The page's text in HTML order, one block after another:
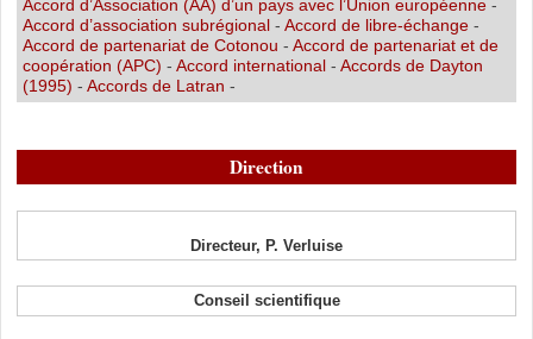
Accord d’Association (AA) d’un pays avec l’Union européenne-
Accord d’association subrégional- Accord de libre-échange-
Accord de partenariat de Cotonou - Accord de partenariat et de
coopération (APC) - Accord international- Accords de Dayton
(1995) - Accords de Latran -
Direction
Directeur, P. Verluise
Conseil scientifique